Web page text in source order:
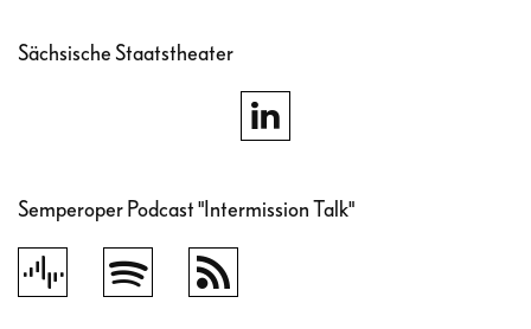
Sächsische Staatstheater
Semperoper Podcast "Intermission Talk"